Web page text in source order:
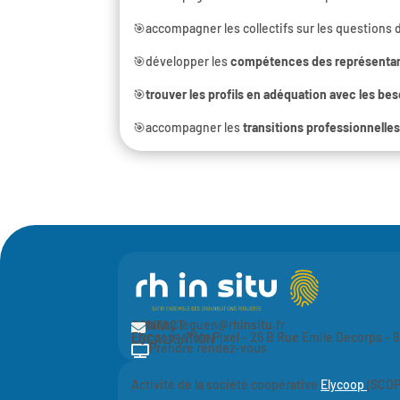
🎯accompagner les collectifs sur les questions
🎯développer lescompétences des
🎯trouver les profils en adéquation avec les
🎯accompagner lestransitions professionnelles
CONTACT
fanny.leguen@rhinsitu.fr
Prendre rendez-vous
LOCALISATION
Elycoop - Pôle Pixel - 26 B Rue Emile Decorps -
Activité de la société coopérative Elycoop